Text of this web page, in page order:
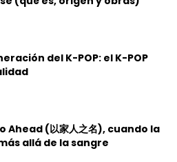
del K-POP: el K-POP
Ahead (以家人之名), cuando la
allá de la sangre